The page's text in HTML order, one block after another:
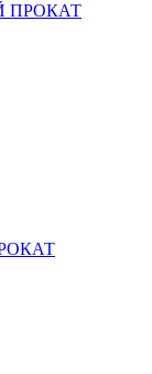
ПРОКАТ